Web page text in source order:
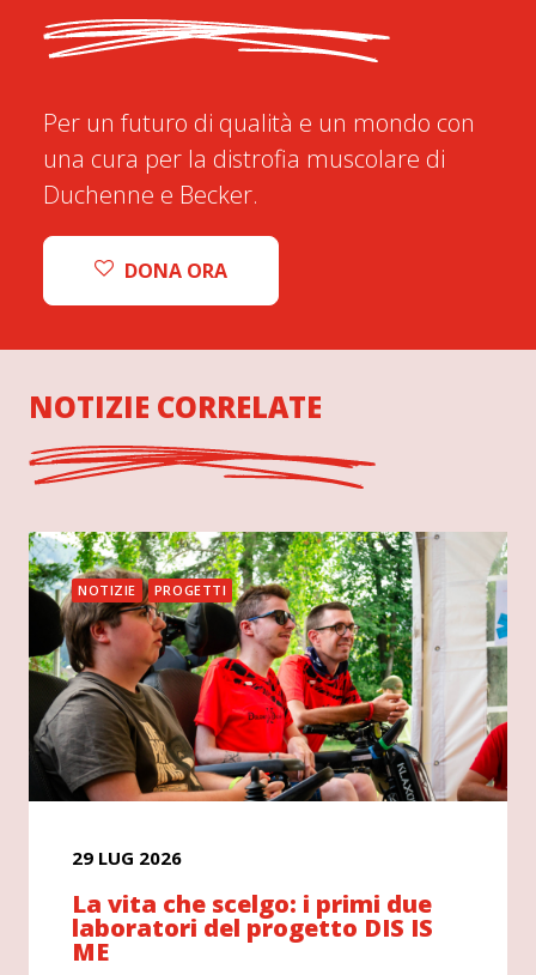
Per un futuro di qualità e un mondo con
una cura per la distrofia muscolare di
Duchenne e Becker.
DONA ORA
NOTIZIE CORRELATE
NOTIZIE PROGETTI
29 LUG 2026
La vita che scelgo: i primi due
laboratori del progetto DIS IS
ME